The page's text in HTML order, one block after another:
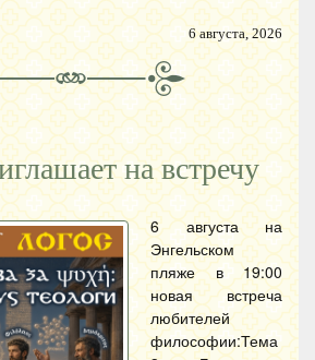
6 августа, 2026
на встречу
6 августа на
Энгельском
пляже в 19:00
новая встреча
любителей
философии:Тема